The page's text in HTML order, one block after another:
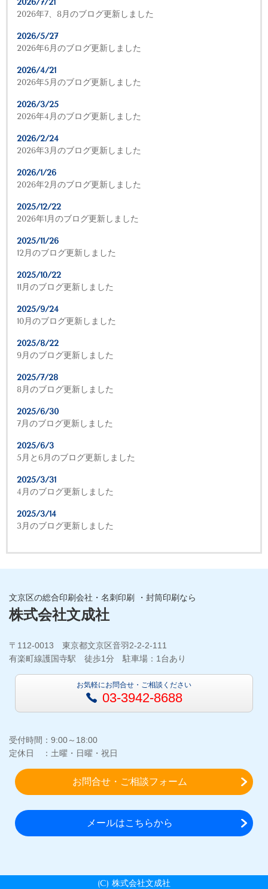
2026年7、8月のブログ更新しました
2026/5/27
2026年6月のブログ更新しました
2026/4/21
2026年5月のブログ更新しました
2026/3/25
2026年4月のブログ更新しました
2026/2/24
2026年3月のブログ更新しました
2026/1/26
2026年2月のブログ更新しました
2025/12/22
2026年1月のブログ更新しました
2025/11/26
12月のブログ更新しました
2025/10/22
11月のブログ更新しました
2025/9/24
10月のブログ更新しました
2025/8/22
9月のブログ更新しました
2025/7/28
8月のブログ更新しました
2025/6/30
7月のブログ更新しました
2025/6/3
5月と6月のブログ更新しました
2025/3/31
4月のブログ更新しました
2025/3/14
3月のブログ更新しました
文京区の総合印刷会社・名刺印刷 ・封筒印刷なら
株式会社文成社
〒112-0013 東京都文京区音羽2-2-2-111
有楽町線護国寺駅 徒歩1分 駐車場：1台あり
お気軽にお問合せ・ご相談ください
03-3942-8688
受付時間：9:00～18:00
定休日 ：土曜・日曜・祝日
お問合せ・ご相談フォーム
メールはこちらから
(C) 株式会社文成社